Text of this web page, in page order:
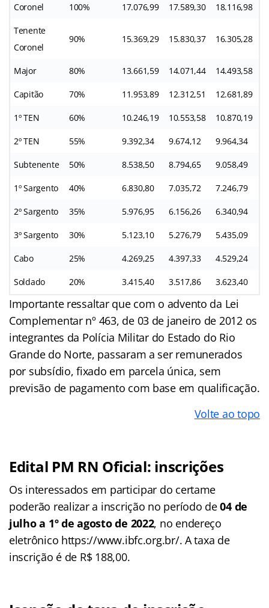
Coronel 100% 17.076,99 17.589,30 18.116,98
Tenente
Coronel
90% 15.369,29 15.830,37 16.305,28
Major 80% 13.661,59 14.071,44 14.493,58
Capitão 70% 11.953,89 12.312,51 12.681,89
1º TEN 60% 10.246,19 10.553,58 10.870,19
2º TEN 55% 9.392,34 9.674,12 9.964,34
Subtenente 50% 8.538,50 8.794,65 9.058,49
1º Sargento 40% 6.830,80 7.035,72 7.246,79
2º Sargento 35% 5.976,95 6.156,26 6.340,94
3º Sargento 30% 5.123,10 5.276,79 5.435,09
Cabo 25% 4.269,25 4.397,33 4.529,24
Soldado 20% 3.415,40 3.517,86 3.623,40
Importante ressaltar que com o advento da Lei
Complementar nº 463, de 03 de janeiro de 2012 os
integrantes da Polícia Militar do Estado do Rio
Grande do Norte, passaram a ser remunerados
por subsídio, fixado em parcela única, sem
previsão de pagamento com base em qualificação.
Volte ao topo
Edital PM RN Oficial: inscrições
Os interessados em participar do certame
poderão realizar a inscrição no período de04 de
julho a 1º de agosto de 2022, no endereço
eletrônico https://www.ibfc.org.br/. A taxa de
inscrição é de R$ 188,00.